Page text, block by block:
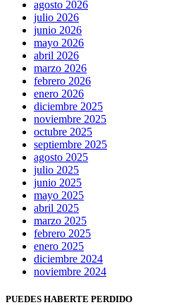
agosto 2026
julio 2026
junio 2026
mayo 2026
abril 2026
marzo 2026
febrero 2026
enero 2026
diciembre 2025
noviembre 2025
octubre 2025
septiembre 2025
agosto 2025
julio 2025
junio 2025
mayo 2025
abril 2025
marzo 2025
febrero 2025
enero 2025
diciembre 2024
noviembre 2024
PUEDES HABERTE PERDIDO